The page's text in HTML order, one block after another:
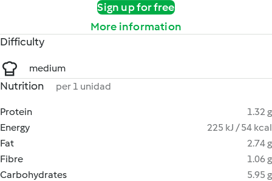
Sign up for free
More information
Difficulty
medium
Nutrition per 1 unidad
Protein
1.32 g
Energy
225 kJ / 54 kcal
Fat
2.74 g
Fibre
1.06 g
Carbohydrates
5.95 g